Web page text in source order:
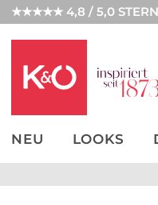
★★★★★ 4,8 / 5,0
NEU LOOKS
NEW IN
WEDDING